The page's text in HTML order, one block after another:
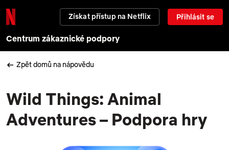
Získat přístup na Netflix Přihlásit se
Centrum zákaznické podpory
Zpět domů na nápovědu
Wild Things: Animal
Adventures – Podpora hry